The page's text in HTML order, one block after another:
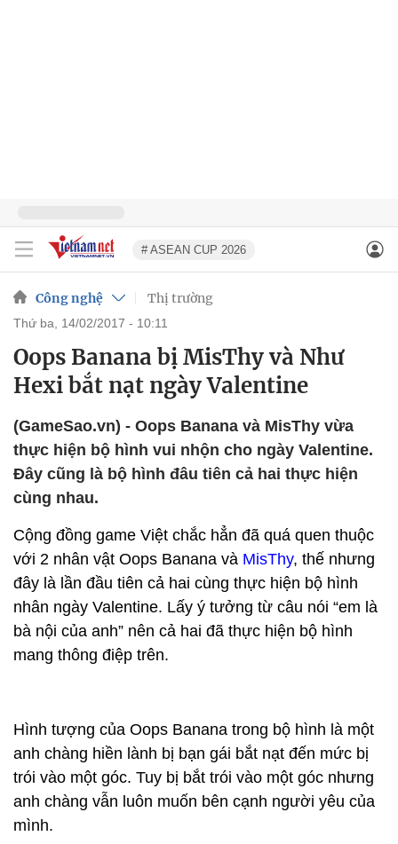
# ASEAN CUP 2026
Công nghệ Thị trường
thứ ba, 14/02/2017 - 10:11
Oops Banana bị MisThy và Như
Hexi bắt nạt ngày Valentine
(GameSao.vn) - Oops Banana và MisThy vừa
thực hiện bộ hình vui nhộn cho ngày Valentine.
Đây cũng là bộ hình đâu tiên cả hai thực hiện
cùng nhau.
Cộng đồng game Việt chắc hẳn đã quá quen thuộc
với 2 nhân vật Oops Banana và MisThy, thế nhưng
đây là lần đầu tiên cả hai cùng thực hiện bộ hình
nhân ngày Valentine. Lấy ý tưởng từ câu nói “em là
bà nội của anh” nên cả hai đã thực hiện bộ hình
mang thông điệp trên.
Hình tượng của Oops Banana trong bộ hình là một
anh chàng hiền lành bị bạn gái bắt nạt đến mức bị
trói vào một góc. Tuy bị bắt trói vào một góc nhưng
anh chàng vẫn luôn muốn bên cạnh người yêu của
mình.